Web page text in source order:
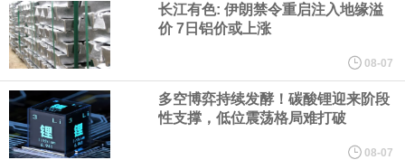
言”，他对赫格塞思所做的工作“非常满意”。
纽约期银突破64美元/盎司，日内涨3.91%。
据报道，威刚近日在法说会上表示，在需求增加、价格走高及货源
稳定的三大有利因素带动下，预期第3季度营运将优于第2季度，并
长江有色: 伊朗禁令重启注入地缘溢
价 7日铝价或上涨
08-07
多空博弈持续发酵！碳酸锂迎来阶段
性支撑，低位震荡格局难打破
08-07